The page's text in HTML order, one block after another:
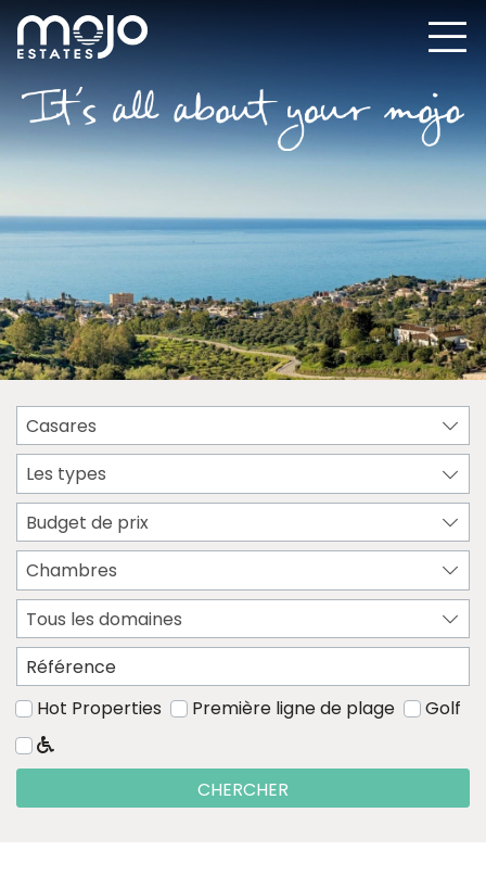
Casares
Les types
Budget de prix
Chambres
Tous les domaines
Hot Properties Première ligne de plage Golf
CHERCHER